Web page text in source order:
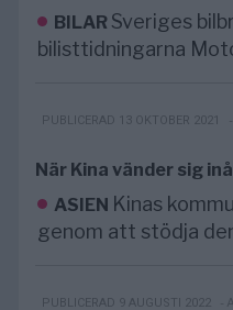
BILAR Sveriges
bilisttidningarna
PUBLICERAD 13 OKTOBER 2021
När Kina vänder sig
ASIEN Kinas
genom att stödja
PUBLICERAD 9 AUGUSTI 2022